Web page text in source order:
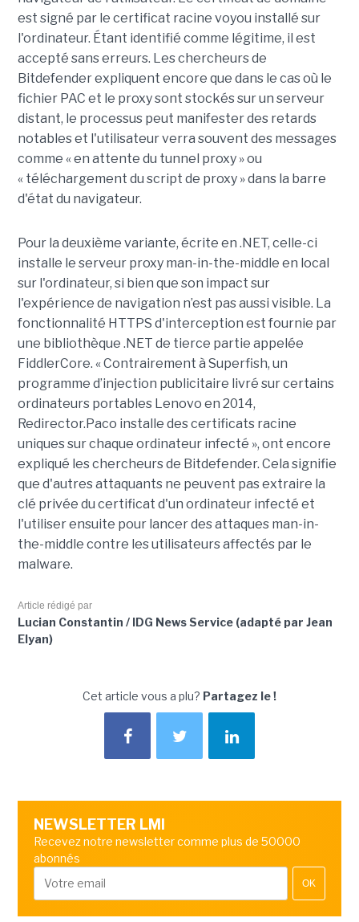
est signé par le certificat racine voyou installé sur
l'ordinateur. Étant identifié comme légitime, il est
accepté sans erreurs. Les chercheurs de
Bitdefender expliquent encore que dans le cas où le
fichier PAC et le proxy sont stockés sur un serveur
distant, le processus peut manifester des retards
notables et l'utilisateur verra souvent des messages
comme « en attente du tunnel proxy » ou
« téléchargement du script de proxy » dans la barre
d'état du navigateur.
Pour la deuxième variante, écrite en .NET, celle-ci
installe le serveur proxy man-in-the-middle en local
sur l'ordinateur, si bien que son impact sur
l'expérience de navigation n’est pas aussi visible. La
fonctionnalité HTTPS d'interception est fournie par
une bibliothèque .NET de tierce partie appelée
FiddlerCore. « Contrairement à Superfish, un
programme d’injection publicitaire livré sur certains
ordinateurs portables Lenovo en 2014,
Redirector.Paco installe des certificats racine
uniques sur chaque ordinateur infecté », ont encore
expliqué les chercheurs de Bitdefender. Cela signifie
que d'autres attaquants ne peuvent pas extraire la
clé privée du certificat d'un ordinateur infecté et
l'utiliser ensuite pour lancer des attaques man-in-
the-middle contre les utilisateurs affectés par le
malware.
Article rédigé par
Lucian Constantin / IDG News Service (adapté par Jean
Elyan)
Cet article vous a plu? Partagez le !
NEWSLETTER LMI
Recevez notre newsletter comme plus de 50000
abonnés
OK